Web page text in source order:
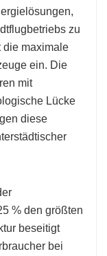
zu
die maximale
ein. Die
mit
Lücke
diese
% den größten
beseitigt
bei